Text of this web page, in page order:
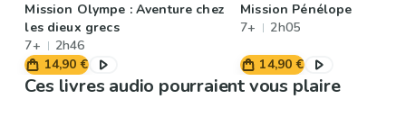
Mission Olympe : Aventure chez
les dieux grecs
7+
2h46
14,90 €
Mission Pénélope
7+
2h05
14,90 €
Ces livres audio pourraient vous plaire